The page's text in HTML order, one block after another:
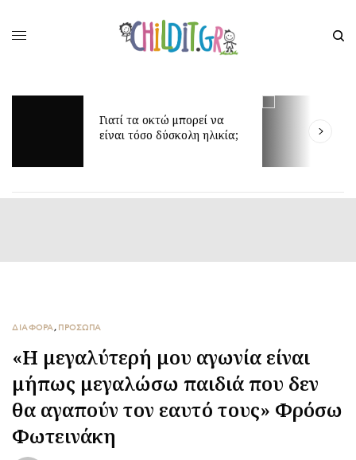
Γιατί τα οκτώ μπορεί να
είναι τόσο δύσκολη ηλικία;
ΔΙΑΦΟΡΑ, ΠΡΟΣΩΠΑ
«Η μεγαλύτερή μου αγωνία είναι
μήπως μεγαλώσω παιδιά που δεν
θα αγαπούν τον εαυτό τους» Φρόσω
Φωτεινάκη